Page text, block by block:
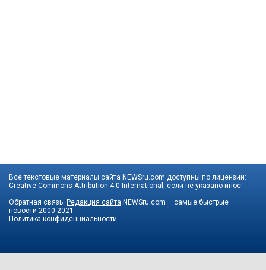
Все текстовые материалы сайта NEWSru.com доступны по лицензии:
Creative Commons Attribution 4.0 International
, если не указано иное.
Обратная связь: Редакция сайта NEWSru.com – самые быстрые
новости 2000-2021
Политика конфиденциальности